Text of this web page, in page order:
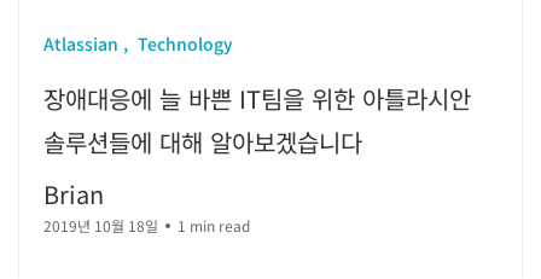
Atlassian Technology
장애대응에 늘 바쁜 IT팀을 위한 아틀라시안
솔루션들에 대해 알아보겠습니다
Brian
2019년 10월 18일 1 min read